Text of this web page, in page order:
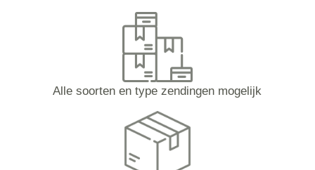
Alle soorten en type zendingen mogelijk